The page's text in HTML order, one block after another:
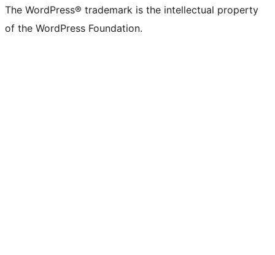
The WordPress® trademark is the intellectual property
of the WordPress Foundation.